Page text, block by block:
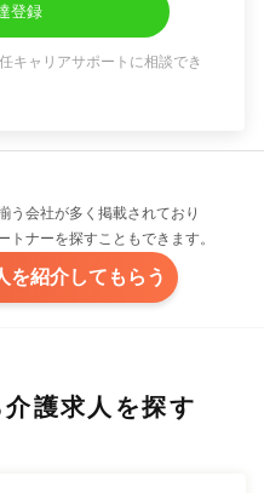
登録
キャリアサポートに相談でき
う会社が多く掲載されており
トナーを探すこともできます。
を紹介してもらう
介護求人を探す